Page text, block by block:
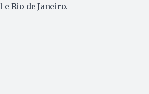
Rio de Janeiro.